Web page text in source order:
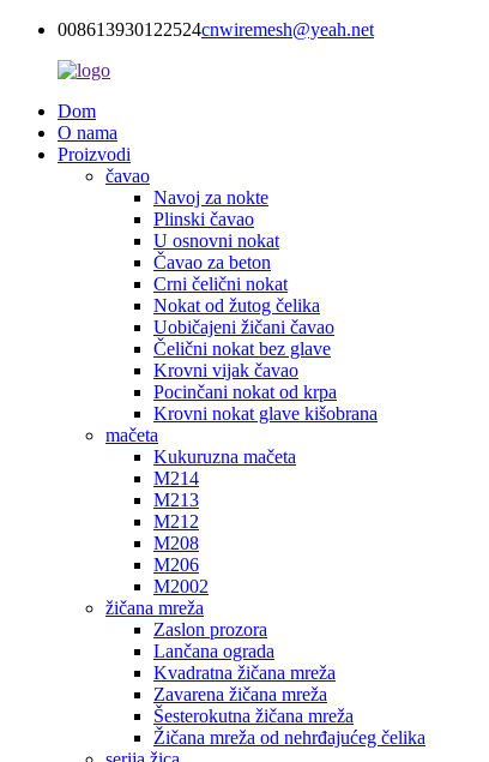
008613930122524cnwiremesh@yeah.net
Dom
O nama
Proizvodi
čavao
Navoj za nokte
Plinski čavao
U osnovni nokat
Čavao za beton
Crni čelični nokat
Nokat od žutog čelika
Uobičajeni žičani čavao
Čelični nokat bez glave
Krovni vijak čavao
Pocinčani nokat od krpa
Krovni nokat glave kišobrana
mačeta
Kukuruzna mačeta
M214
M213
M212
M208
M206
M2002
žičana mreža
Zaslon prozora
Lančana ograda
Kvadratna žičana mreža
Zavarena žičana mreža
Šesterokutna žičana mreža
Žičana mreža od nehrđajućeg čelika